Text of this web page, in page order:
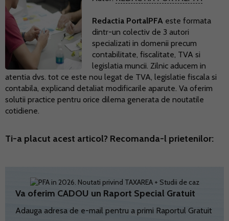
Redactia PortalPFA este formata
dintr-un colectiv de 3 autori
specializati in domenii precum
contabilitate, fiscalitate, TVA si
legislatia muncii. Zilnic aducem in
atentia dvs. tot ce este nou legat de TVA, legislatie fiscala si
contabila, explicand detaliat modificarile aparute. Va oferim
solutii practice pentru orice dilema generata de noutatile
cotidiene.
Ti-a placut acest articol? Recomanda-l prietenilor:
Va oferim CADOU un Raport Special Gratuit
Adauga adresa de e-mail pentru a primi Raportul Gratuit